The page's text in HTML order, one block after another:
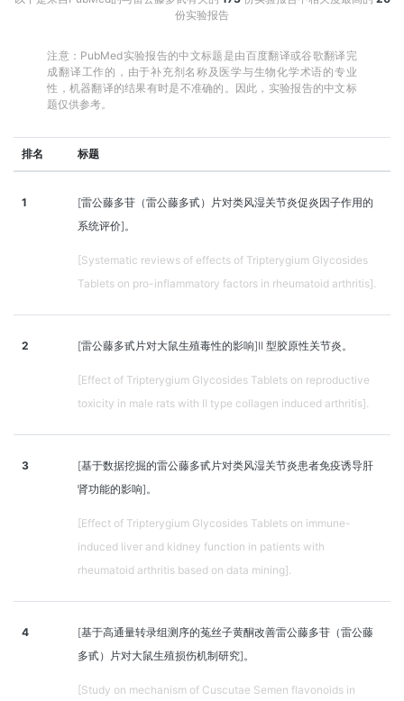
份实验报告
注意：PubMed实验报告的中文标题是由百度翻译或谷歌翻译完
成翻译工作的，由于补充剂名称及医学与生物化学术语的专业
性，机器翻译的结果有时是不准确的。因此，实验报告的中文标
题仅供参考。
排名 标题
1
[雷公藤多苷（雷公藤多甙）片对类风湿关节炎促炎因子作用的
系统评价]。
[Systematic reviews of effects of Tripterygium Glycosides
Tablets on pro-inflammatory factors in rheumatoid arthritis].
2 [雷公藤多甙片对大鼠生殖毒性的影响]Ⅱ 型胶原性关节炎。
[Effect of Tripterygium Glycosides Tablets on reproductive
toxicity in male rats with Ⅱ type collagen induced arthritis].
3
[基于数据挖掘的雷公藤多甙片对类风湿关节炎患者免疫诱导肝
肾功能的影响]。
[Effect of Tripterygium Glycosides Tablets on immune-
induced liver and kidney function in patients with
rheumatoid arthritis based on data mining].
4
[基于高通量转录组测序的菟丝子黄酮改善雷公藤多苷（雷公藤
多甙）片对大鼠生殖损伤机制研究]。
[Study on mechanism of Cuscutae Semen flavonoids in